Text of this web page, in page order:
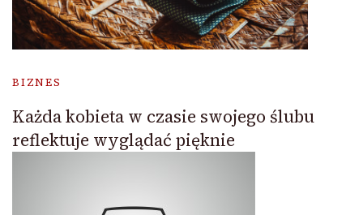
BIZNES
Każda kobieta w czasie swojego ślubu
reflektuje wyglądać pięknie